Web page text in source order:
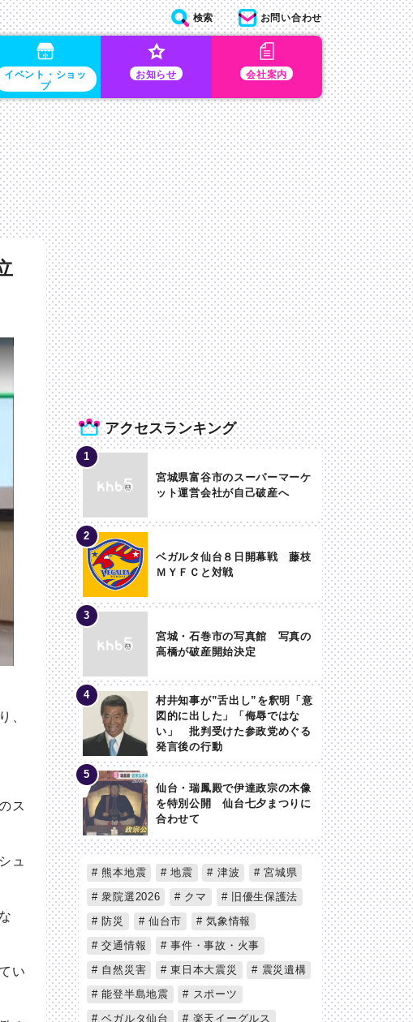
イベント・ショッ
プ
お知らせ 会社案内
検索 お問い合わせ
、
ス
ュ
い
アクセスランキング
宮城県富谷市のスーパーマーケ
ット運営会社が自己破産へ
ベガルタ仙台８日開幕戦 藤枝
ＭＹＦＣと対戦
宮城・石巻市の写真館 写真の
高橋が破産開始決定
村井知事が”舌出し”を釈明「意
図的に出した」「侮辱ではな
い」 批判受けた参政党めぐる
発言後の行動
仙台・瑞鳳殿で伊達政宗の木像
を特別公開 仙台七夕まつりに
合わせて
熊本地震 地震 津波
宮城県
衆院選2026
クマ
旧優生保護法
防災
仙台市
気象情報
交通情報
事件・事故・火事
自然災害
東日本大震災
震災遺構
能登半島地震
スポーツ
ベガルタ仙台
楽天イーグルス